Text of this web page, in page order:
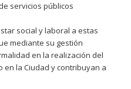
servicios públicos
social y laboral a estas
mediante su gestión
en la realización del
la Ciudad y contribuyan a